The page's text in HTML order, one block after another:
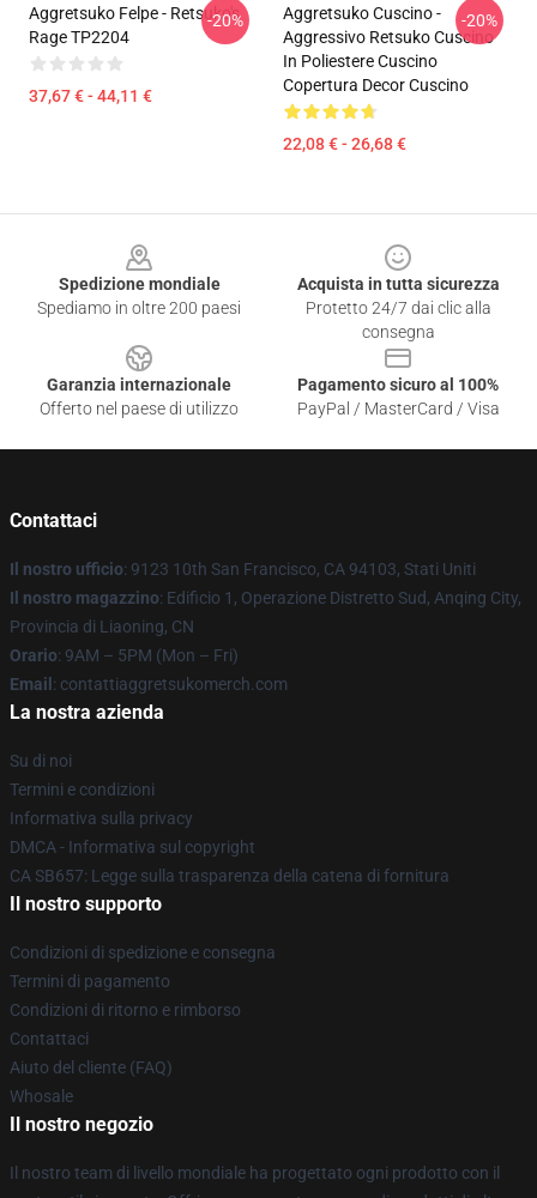
Aggretsuko Felpe - Retsuko's
Rage TP2204
37,67 € - 44,11 €
-20%
Aggretsuko Cuscino -
Aggressivo Retsuko Cuscino
In Poliestere Cuscino
Copertura Decor Cuscino
22,08 € - 26,68 €
-20%
Spedizione mondiale
Spediamo in oltre 200 paesi
Acquista in tutta sicurezza
Protetto 24/7 dai clic alla
consegna
Garanzia internazionale
Offerto nel paese di utilizzo
Pagamento sicuro al 100%
PayPal / MasterCard / Visa
Contattaci
Il nostro ufficio: 9123 10th San Francisco, CA 94103, Stati Uniti
Il nostro magazzino: Edificio 1, Operazione Distretto Sud, Anqing City,
Provincia di Liaoning, CN
Orario: 9AM – 5PM (Mon – Fri)
Email : contattiaggretsukomerch.com
La nostra azienda
Su di noi
Termini e condizioni
Informativa sulla privacy
DMCA - Informativa sul copyright
CA SB657: Legge sulla trasparenza della catena di fornitura
Il nostro supporto
Condizioni di spedizione e consegna
Termini di pagamento
Condizioni di ritorno e rimborso
Contattaci
Aiuto del cliente (FAQ)
Whosale
Il nostro negozio
Il nostro team di livello mondiale ha progettato ogni prodotto con il